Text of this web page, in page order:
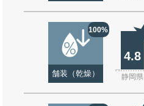
100%
舗装（乾燥）
4.8
静岡県